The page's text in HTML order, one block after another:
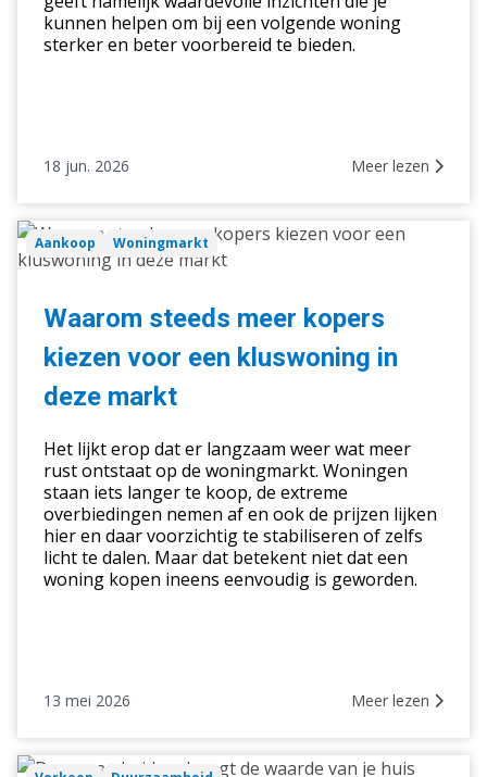
kunnen helpen om bij een volgende woning
sterker en beter voorbereid te bieden.
18 jun. 2026 Meer lezen
Waarom
steeds
kopers
voor
een
deze
markt
Aankoop Woningmarkt
Waarom steeds meer kopers
kiezen voor een kluswoning in
deze markt
Het lijkt erop dat er langzaam weer wat meer
rust ontstaat op de woningmarkt. Woningen
staan iets langer te koop, de extreme
overbiedingen nemen af en ook de prijzen lijken
hier en daar voorzichtig te stabiliseren of zelfs
licht te dalen. Maar dat betekent niet dat een
woning kopen ineens eenvoudig is geworden.
13 mei 2026 Meer lezen
Duurzaamheid